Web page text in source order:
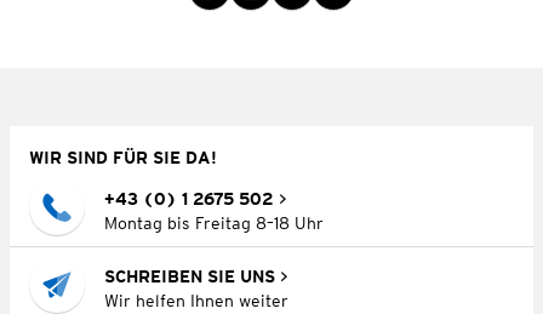
WIR SIND FÜR SIE DA!
+43 (0) 1 2675 502
Montag bis Freitag 8–18 Uhr
SCHREIBEN SIE UNS
Wir helfen Ihnen weiter